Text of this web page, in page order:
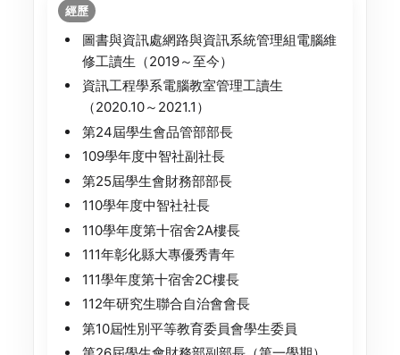
經歷
圖書與資訊處網路與資訊系統管理組電腦維
修工讀生（2019～至今）
資訊工程學系電腦教室管理工讀生
（2020.10～2021.1）
第24屆學生會品管部部長
109學年度中智社副社長
第25屆學生會財務部部長
110學年度中智社社長
110學年度第十宿舍2A樓長
111年彰化縣大專優秀青年
111學年度第十宿舍2C樓長
112年研究生聯合自治會會長
第10屆性別平等教育委員會學生委員